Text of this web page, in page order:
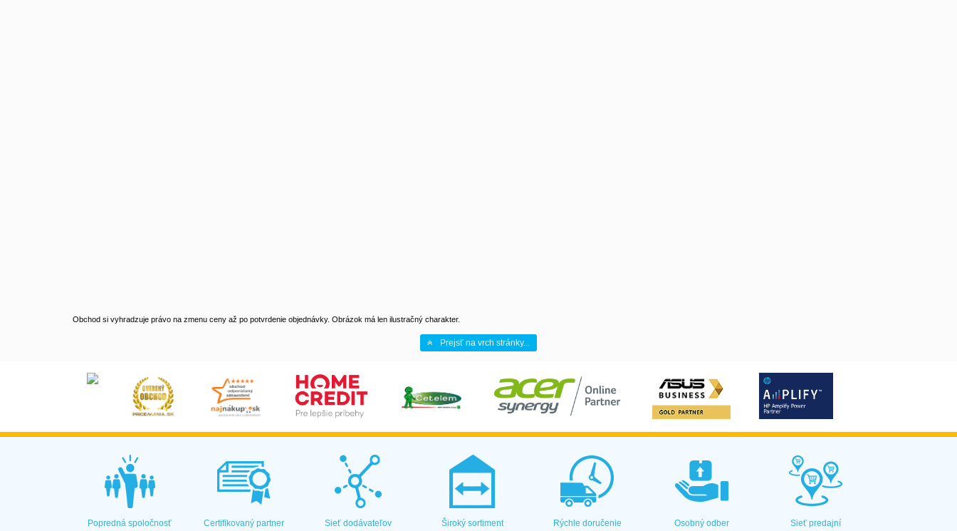
Obchod si vyhradzuje právo na zmenu ceny až po potvrdenie objednávky. Obrázok má len ilustračný charakter.
Prejsť na vrch stránky...
Popredná spoločnosť Certifikovaný partner Sieť dodávateľov Široký sortiment Rýchle doručenie Osobný odber Sieť predajní